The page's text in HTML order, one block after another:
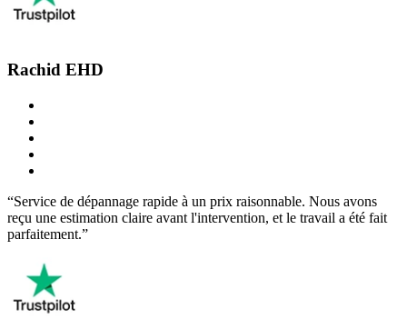
Rachid EHD
“Service de dépannage rapide à un prix raisonnable. Nous avons
reçu une estimation claire avant l'intervention, et le travail a été fait
parfaitement.”